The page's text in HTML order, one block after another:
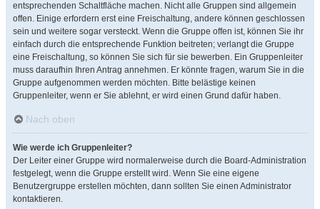
entsprechenden Schaltfläche machen. Nicht alle Gruppen sind allgemein
offen. Einige erfordern erst eine Freischaltung, andere können geschlossen
sein und weitere sogar versteckt. Wenn die Gruppe offen ist, können Sie ihr
einfach durch die entsprechende Funktion beitreten; verlangt die Gruppe
eine Freischaltung, so können Sie sich für sie bewerben. Ein Gruppenleiter
muss daraufhin Ihren Antrag annehmen. Er könnte fragen, warum Sie in die
Gruppe aufgenommen werden möchten. Bitte belästige keinen
Gruppenleiter, wenn er Sie ablehnt, er wird einen Grund dafür haben.
Nach oben
Wie werde ich Gruppenleiter?
Der Leiter einer Gruppe wird normalerweise durch die Board-Administration
festgelegt, wenn die Gruppe erstellt wird. Wenn Sie eine eigene
Benutzergruppe erstellen möchten, dann sollten Sie einen Administrator
kontaktieren.